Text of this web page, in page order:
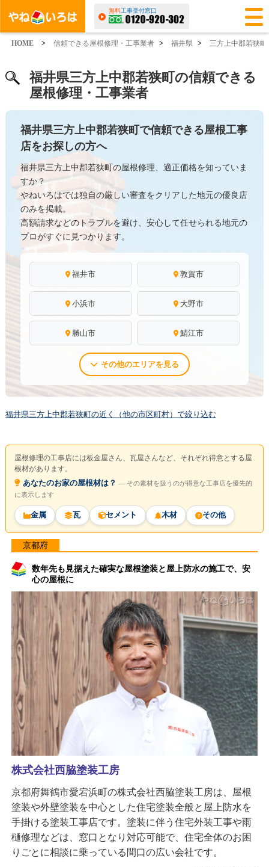
無料工事受付窓口
HOME > 信頼できる屋根修理・工事業者 > 福井県 > 三方上中郡若狭町
福井県三方上中郡若狭町の信頼できる
屋根修理・工事業者
福井県三方上中郡若狭町で信頼できる屋根工事
店をお探しの方へ
福井県三方上中郡若狭町の屋根修理、適正価格を知っていま
すか？
やねいろはでは独自の厳しい審査をクリアした地元の優良店
のみを掲載。
高額請求などのトラブルを避け、安心して任せられる地元の
プロがすぐに見つかります。
福井市 敦賀市
小浜市 大野市
勝山市 鯖江市
その他のエリアを見る
福井県三方上中郡若狭町の近く（他の市区町村）で絞り込む
屋根修理の工事店には板金屋さん、瓦屋さんなど、それぞれ得意とする屋
根材があります。
あなたのお家の屋根材は？ ― その素材を扱うのが得意な工事店を優先的
に表示します
金属 瓦 セメント 木材 その他
京都府
数年先も見据えた確実な屋根塗装と屋上防水の施工で、安
心の屋根に
株式会社西脇塗装工房
京都府舞鶴市愛宕浜町の株式会社西脇塗装工房は、屋根
塗装や外壁塗装を中心とした住宅塗装全般と屋上防水を
手掛ける塗装工事店です。塗装に伴う住宅外装工事や雨
樋修理などは、窓口となり対応可能で、住宅全体のお困
りごとに相談に乗っている間口の広い会社です。